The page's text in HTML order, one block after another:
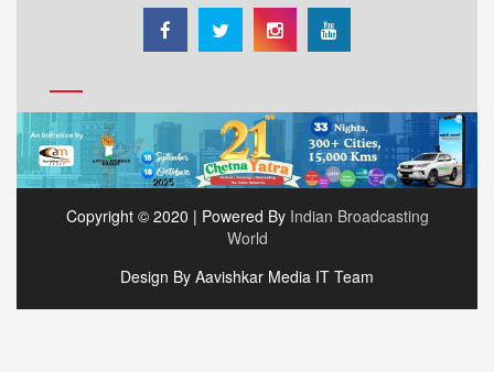
Copyright © 2020 | Powered By Indian Broadcasting
World
Design By Aavishkar Media IT Team